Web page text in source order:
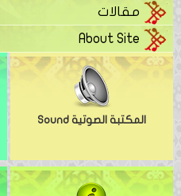
مقالات
About Site
المكتبة الصوتية Sound